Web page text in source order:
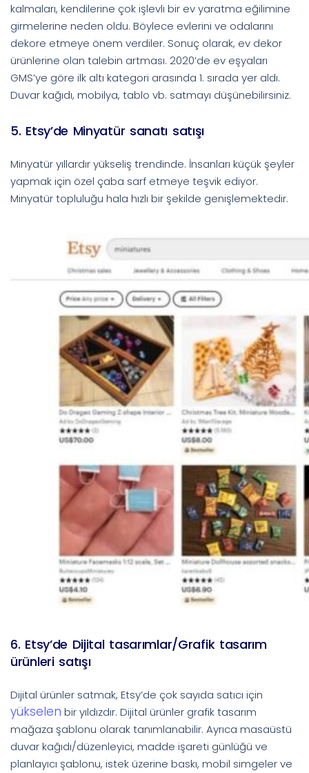
kalmaları, kendilerine çok işlevli bir ev yaratma eğilimine
girmelerine neden oldu. Böylece evlerini ve odalarını
dekore etmeye önem verdiler. Sonuç olarak, ev dekor
ürünlerine olan talebin artması. 2020’de ev eşyaları
GMS’ye göre ilk altı kategori arasında 1. sırada yer aldı.
Duvar kağıdı, mobilya, tablo vb. satmayı düşünebilirsiniz.
5. Etsy’de Minyatür sanatı satışı
Minyatür yıllardır yükseliş trendinde. İnsanları küçük şeyler
yapmak için özel çaba sarf etmeye teşvik ediyor.
Minyatür topluluğu hala hızlı bir şekilde genişlemektedir.
6. Etsy’de Dijital tasarımlar/Grafik tasarım
ürünleri satışı
Dijital ürünler satmak, Etsy’de çok sayıda satıcı için
yükselen bir yıldızdır. Dijital ürünler grafik tasarım
mağaza şablonu olarak tanımlanabilir. Ayrıca masaüstü
duvar kağıdı/düzenleyici, madde işareti günlüğü ve
planlayıcı şablonu, istek üzerine baskı, mobil simgeler ve